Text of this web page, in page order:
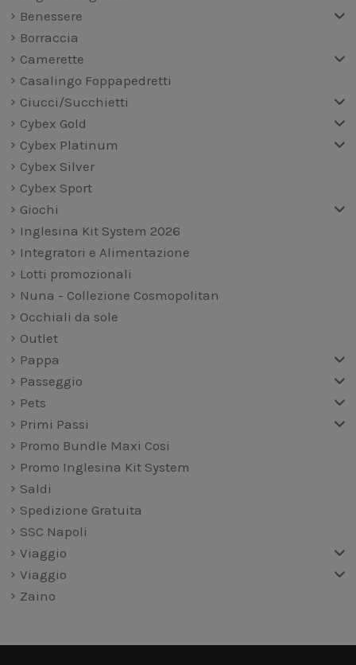
Benessere
Borraccia
Camerette
Casalingo Foppapedretti
Ciucci/Succhietti
Cybex Gold
Cybex Platinum
Cybex Silver
Cybex Sport
Giochi
Inglesina Kit System 2026
Integratori e Alimentazione
Lotti promozionali
Nuna - Collezione Cosmopolitan
Occhiali da sole
Outlet
Pappa
Passeggio
Pets
Primi Passi
Promo Bundle Maxi Cosi
Promo Inglesina Kit System
Saldi
Spedizione Gratuita
SSC Napoli
Viaggio
Viaggio
Zaino